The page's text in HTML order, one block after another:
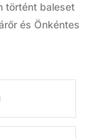
történt baleset
és Önkéntes